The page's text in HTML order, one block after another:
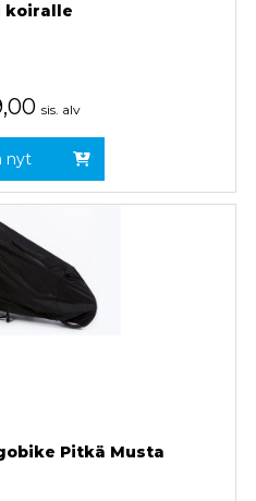
koiralle
sis. alv
nyt
Pitkä Musta